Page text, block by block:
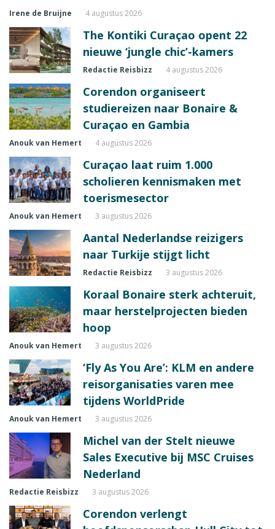
Irene de Bruijne 4 augustus 2026
The Kontiki Curaçao opent 22
nieuwe ‘jungle chic’-kamers
Redactie Reisbizz 4 augustus 2026
Corendon organiseert
studiereizen naar Bonaire &
Curaçao en Gambia
Anouk van Hemert 4 augustus 2026
Curaçao laat ruim 1.000
scholieren kennismaken met
toerismesector
Anouk van Hemert 3 augustus 2026
Aantal Nederlandse reizigers
naar Turkije stijgt licht
Redactie Reisbizz 3 augustus 2026
Koraal Bonaire sterk achteruit,
maar herstelprojecten bieden
hoop
Anouk van Hemert 3 augustus 2026
‘Fly As You Are’: KLM en andere
reisorganisaties varen mee
tijdens WorldPride
Anouk van Hemert 3 augustus 2026
Michel van der Stelt nieuwe
Sales Executive bij MSC Cruises
Nederland
Redactie Reisbizz 3 augustus 2026
Corendon verlengt